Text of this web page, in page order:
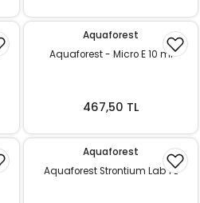
Aquaforest
Aquaforest - Micro E 10 ml
467,50 TL
Aquaforest
Aquaforest Strontium Lab 1 L